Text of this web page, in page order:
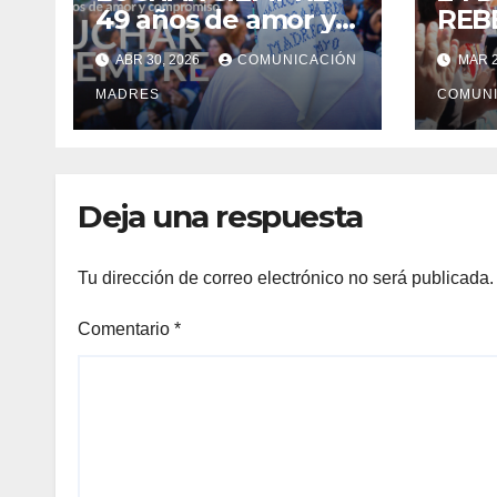
49 años de amor y
compromiso
ABR 30, 2026 COMUNICACIÓN
MADRES
LA
LA
MAR
Deja una respuesta
Tu dirección de correo electrónico no será publicada.
Comentario *